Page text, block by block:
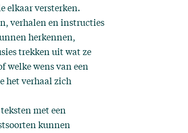
elkaar versterken.
verhalen en instructies
herkennen,
trekken uit wat ze
welke wens van een
het verhaal zich
met een
kunnen